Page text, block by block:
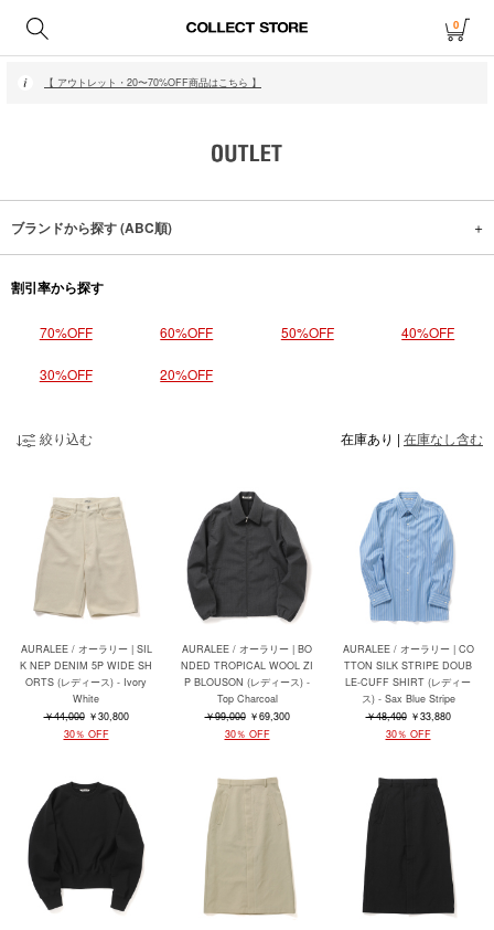
0
【 月〜金14時、土日祝12時までにご注文で当日発送・発送無休 】
【 アウトレット・20〜70%OFF商品はこちら 】
【 月〜金14時、土日祝12時までにご注文で当日発送・発送無休 】
【 アウトレット・20〜70%OFF商品はこちら 】
ブランドから探す (ABC順)
割引率から探す
70%OFF 60%OFF 50%OFF 40%OFF
30%OFF 20%OFF
在庫あり | 在庫なし含む
絞り込む
AURALEE / オーラリー | SIL
K NEP DENIM 5P WIDE SH
ORTS (レディース) - Ivory
White
￥44,000 ￥30,800
30％ OFF
AURALEE / オーラリー | BO
NDED TROPICAL WOOL ZI
P BLOUSON (レディース) -
Top Charcoal
￥99,000 ￥69,300
30％ OFF
AURALEE / オーラリー | CO
TTON SILK STRIPE DOUB
LE-CUFF SHIRT (レディー
ス) - Sax Blue Stripe
￥48,400 ￥33,880
30％ OFF